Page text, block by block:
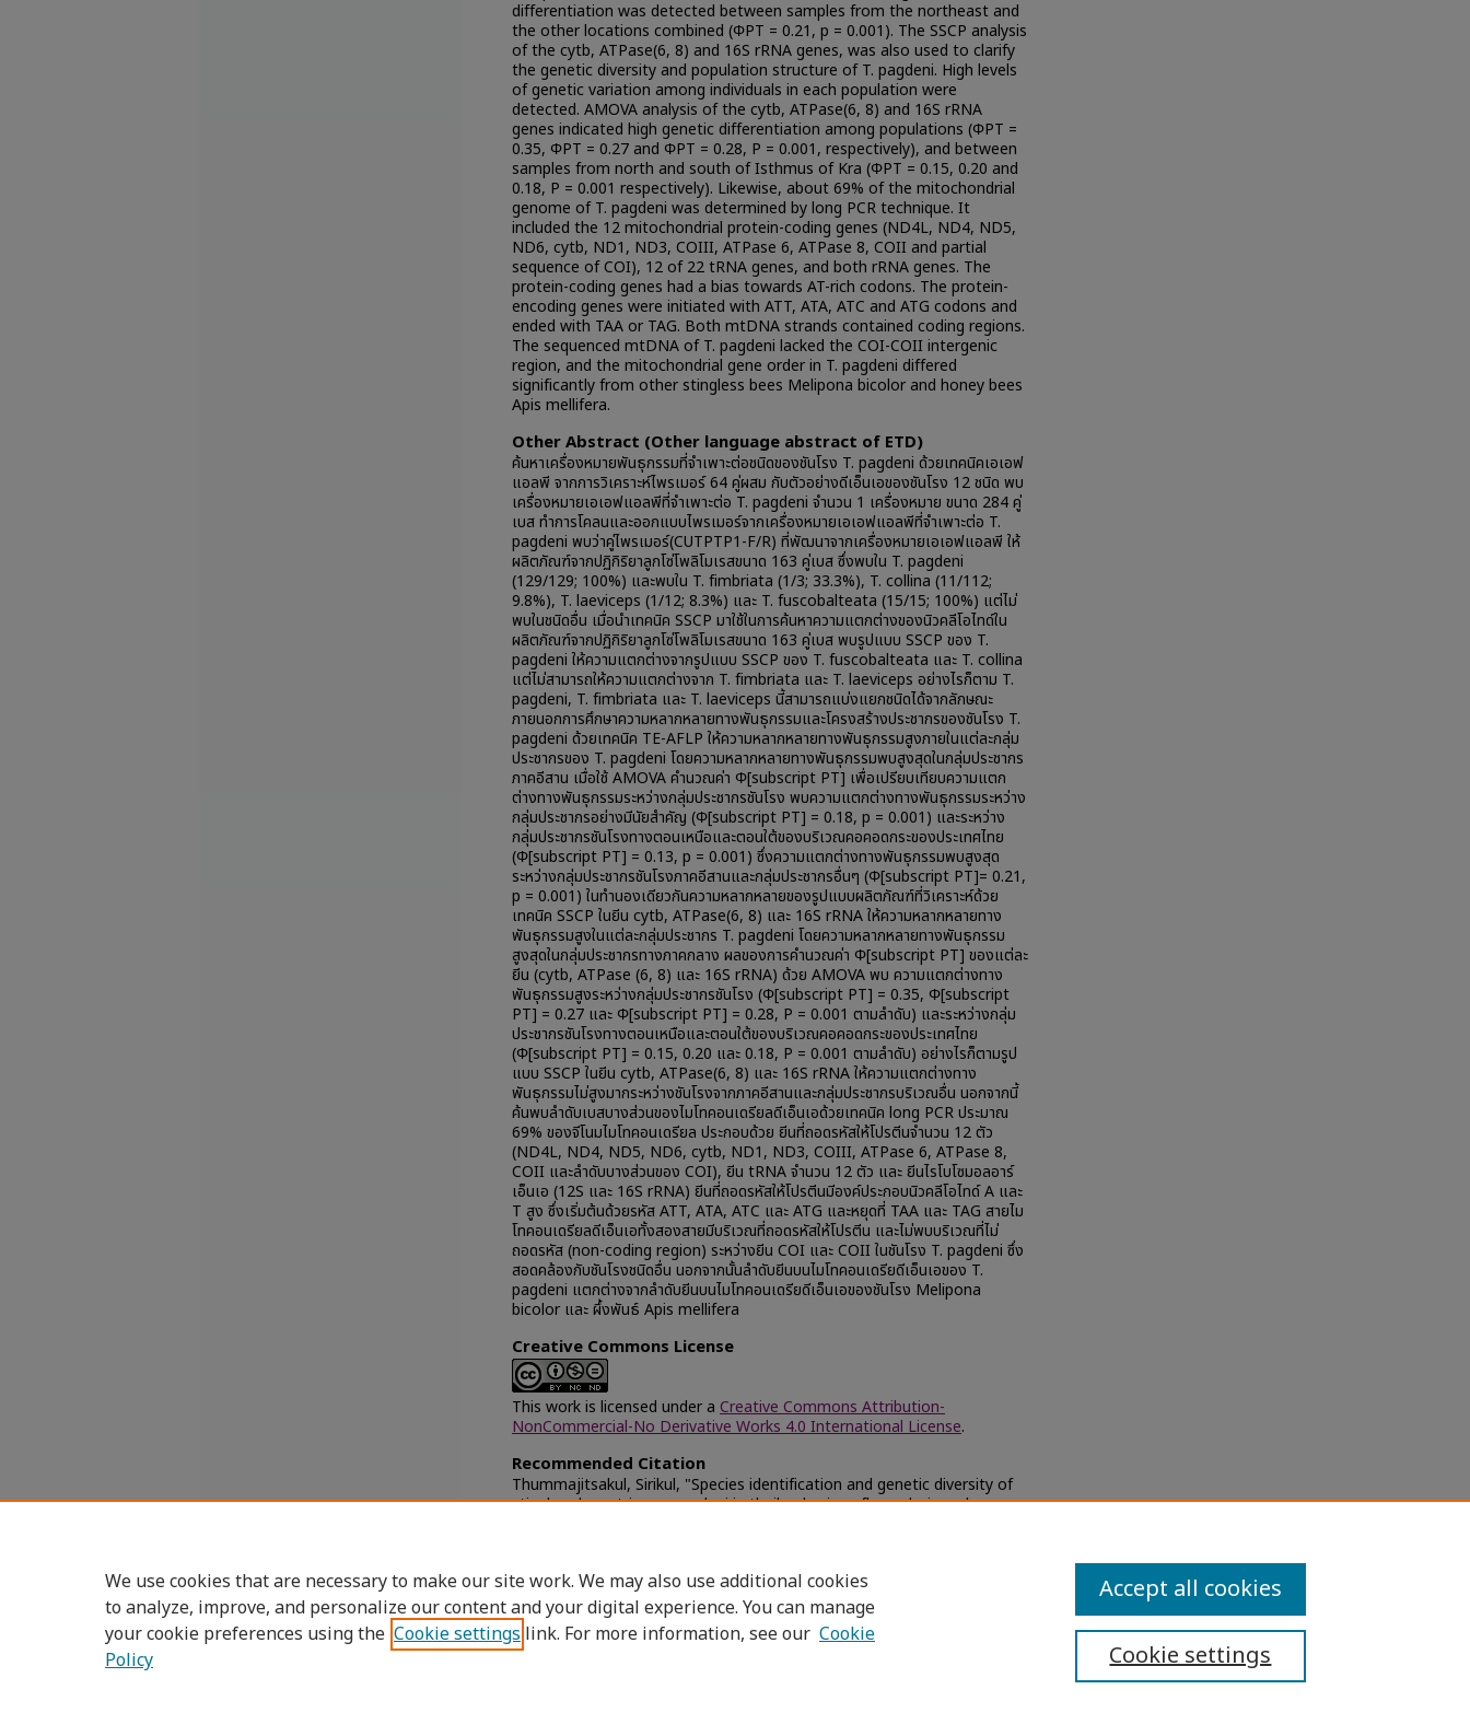
differentiation was detected between samples from the northeast and
the other locations combined (ΦPT = 0.21, p = 0.001). The SSCP analysis
of the cytb, ATPase(6, 8) and 16S rRNA genes, was also used to clarify
the genetic diversity and population structure of T. pagdeni. High levels
of genetic variation among individuals in each population were
detected. AMOVA analysis of the cytb, ATPase(6, 8) and 16S rRNA
genes indicated high genetic differentiation among populations (ΦPT =
0.35, ΦPT = 0.27 and ΦPT = 0.28, P = 0.001, respectively), and between
samples from north and south of Isthmus of Kra (ΦPT = 0.15, 0.20 and
0.18, P = 0.001 respectively). Likewise, about 69% of the mitochondrial
genome of T. pagdeni was determined by long PCR technique. It
included the 12 mitochondrial protein-coding genes (ND4L, ND4, ND5,
ND6, cytb, ND1, ND3, COIII, ATPase 6, ATPase 8, COII and partial
sequence of COI), 12 of 22 tRNA genes, and both rRNA genes. The
protein-coding genes had a bias towards AT-rich codons. The protein-
encoding genes were initiated with ATT, ATA, ATC and ATG codons and
ended with TAA or TAG. Both mtDNA strands contained coding regions.
The sequenced mtDNA of T. pagdeni lacked the COI-COII intergenic
region, and the mitochondrial gene order in T. pagdeni differed
significantly from other stingless bees Melipona bicolor and honey bees
Apis mellifera.
Other Abstract (Other language abstract of ETD)
ค้นหาเครื่องหมายพันธุกรรมที่จำเพาะต่อชนิดของชันโรง T. pagdeni ด้วยเทคนิคเอเอฟ
แอลพี จากการวิเคราะห์ไพรเมอร์ 64 คู่ผสม กับตัวอย่างดีเอ็นเอของชันโรง 12 ชนิด พบ
เครื่องหมายเอเอฟแอลพีที่จำเพาะต่อ T. pagdeni จำนวน 1 เครื่องหมาย ขนาด 284 คู่
เบส ทำการโคลนและออกแบบไพรเมอร์จากเครื่องหมายเอเอฟแอลพีที่จำเพาะต่อ T.
pagdeni พบว่าคู่ไพรเมอร์(CUTPTP1-F/R) ที่พัฒนาจากเครื่องหมายเอเอฟแอลพี ให้
ผลิตภัณฑ์จากปฏิกิริยาลูกโซ่โพลิโมเรสขนาด 163 คู่เบส ซึ่งพบใน T. pagdeni
(129/129; 100%) และพบใน T. fimbriata (1/3; 33.3%), T. collina (11/112;
9.8%), T. laeviceps (1/12; 8.3%) และ T. fuscobalteata (15/15; 100%) แต่ไม่
พบในชนิดอื่น เมื่อนำเทคนิค SSCP มาใช้ในการค้นหาความแตกต่างของนิวคลีโอไทด์ใน
ผลิตภัณฑ์จากปฏิกิริยาลูกโซ่โพลิโมเรสขนาด 163 คู่เบส พบรูปแบบ SSCP ของ T.
pagdeni ให้ความแตกต่างจากรูปแบบ SSCP ของ T. fuscobalteata และ T. collina
แต่ไม่สามารถให้ความแตกต่างจาก T. fimbriata และ T. laeviceps อย่างไรก็ตาม T.
pagdeni, T. fimbriata และ T. laeviceps นี้สามารถแบ่งแยกชนิดได้จากลักษณะ
ภายนอกการศึกษาความหลากหลายทางพันธุกรรมและโครงสร้างประชากรของชันโรง T.
pagdeni ด้วยเทคนิค TE-AFLP ให้ความหลากหลายทางพันธุกรรมสูงภายในแต่ละกลุ่ม
ประชากรของ T. pagdeni โดยความหลากหลายทางพันธุกรรมพบสูงสุดในกลุ่มประชากร
ภาคอีสาน เมื่อใช้ AMOVA คำนวณค่า Φ[subscript PT] เพื่อเปรียบเทียบความแตก
ต่างทางพันธุกรรมระหว่างกลุ่มประชากรชันโรง พบความแตกต่างทางพันธุกรรมระหว่าง
กลุ่มประชากรอย่างมีนัยสำคัญ (Φ[subscript PT] = 0.18, p = 0.001) และระหว่าง
กลุ่มประชากรชันโรงทางตอนเหนือและตอนใต้ของบริเวณคอคอดกระของประเทศไทย
(Φ[subscript PT] = 0.13, p = 0.001) ซึ่งความแตกต่างทางพันธุกรรมพบสูงสุด
ระหว่างกลุ่มประชากรชันโรงภาคอีสานและกลุ่มประชากรอื่นๆ (Φ[subscript PT]= 0.21,
p = 0.001) ในทำนองเดียวกันความหลากหลายของรูปแบบผลิตภัณฑ์ที่วิเคราะห์ด้วย
เทคนิค SSCP ในยีน cytb, ATPase(6, 8) และ 16S rRNA ให้ความหลากหลายทาง
พันธุกรรมสูงในแต่ละกลุ่มประชากร T. pagdeni โดยความหลากหลายทางพันธุกรรม
สูงสุดในกลุ่มประชากรทางภาคกลาง ผลของการคำนวณค่า Φ[subscript PT] ของแต่ละ
ยีน (cytb, ATPase (6, 8) และ 16S rRNA) ด้วย AMOVA พบ ความแตกต่างทาง
พันธุกรรมสูงระหว่างกลุ่มประชากรชันโรง (Φ[subscript PT] = 0.35, Φ[subscript
PT] = 0.27 และ Φ[subscript PT] = 0.28, P = 0.001 ตามลำดับ) และระหว่างกลุ่ม
ประชากรชันโรงทางตอนเหนือและตอนใต้ของบริเวณคอคอดกระของประเทศไทย
(Φ[subscript PT] = 0.15, 0.20 และ 0.18, P = 0.001 ตามลำดับ) อย่างไรก็ตามรูป
แบบ SSCP ในยีน cytb, ATPase(6, 8) และ 16S rRNA ให้ความแตกต่างทาง
พันธุกรรมไม่สูงมากระหว่างชันโรงจากภาคอีสานและกลุ่มประชากรบริเวณอื่น นอกจากนี้
ค้นพบลำดับเบสบางส่วนของไมโทคอนเดรียลดีเอ็นเอด้วยเทคนิค long PCR ประมาณ
69% ของจีโนมไมโทคอนเดรียล ประกอบด้วย ยีนที่ถอดรหัสให้โปรตีนจำนวน 12 ตัว
(ND4L, ND4, ND5, ND6, cytb, ND1, ND3, COIII, ATPase 6, ATPase 8,
COII และลำดับบางส่วนของ COI), ยีน tRNA จำนวน 12 ตัว และ ยีนไรโบโซมอลอาร์
เอ็นเอ (12S และ 16S rRNA) ยีนที่ถอดรหัสให้โปรตีนมีองค์ประกอบนิวคลีโอไทด์ A และ
T สูง ซึ่งเริ่มต้นด้วยรหัส ATT, ATA, ATC และ ATG และหยุดที่ TAA และ TAG สายไม
โทคอนเดรียลดีเอ็นเอทั้งสองสายมีบริเวณที่ถอดรหัสให้โปรตีน และไม่พบบริเวณที่ไม่
ถอดรหัส (non-coding region) ระหว่างยีน COI และ COII ในชันโรง T. pagdeni ซึ่ง
สอดคล้องกับชันโรงชนิดอื่น นอกจากนั้นลำดับยีนบนไมโทคอนเดรียดีเอ็นเอของ T.
pagdeni แตกต่างจากลำดับยีนบนไมโทคอนเดรียดีเอ็นเอของชันโรง Melipona
bicolor และ ผึ้งพันธ์ Apis mellifera
Creative Commons License
This work is licensed under a Creative Commons Attribution-
NonCommercial-No Derivative Works 4.0 International License.
Recommended Citation
Thummajitsakul, Sirikul, "Species identification and genetic diversity of
stingless bees trigona pagdeni in thailand using aflp analysis and
Accessibility Statement
We use cookies that are necessary to make our site work. We may also use additional cookies
to analyze, improve, and personalize our content and your digital experience. You can manage
your cookie preferences using the Cookie settings link. For more information, see our Cookie
Policy
Cookie settings
Accept all cookies